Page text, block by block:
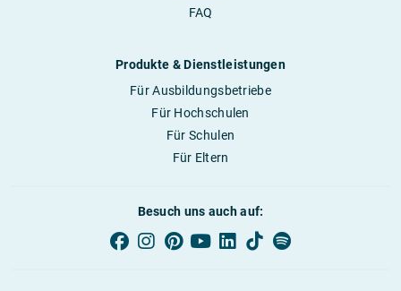
FAQ
Produkte & Dienstleistungen
Für Ausbildungsbetriebe
Für Hochschulen
Für Schulen
Für Eltern
Besuch uns auch auf: